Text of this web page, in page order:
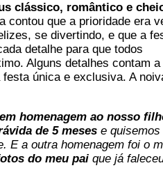
clássico, romântico e
contou que a prioridade era
se divertindo, e que a
detalhe para que todos
Alguns detalhes contam
única e exclusiva. A
homenagem ao nosso
de 5 meses e
E a outra homenagem foi o
do meu pai que já